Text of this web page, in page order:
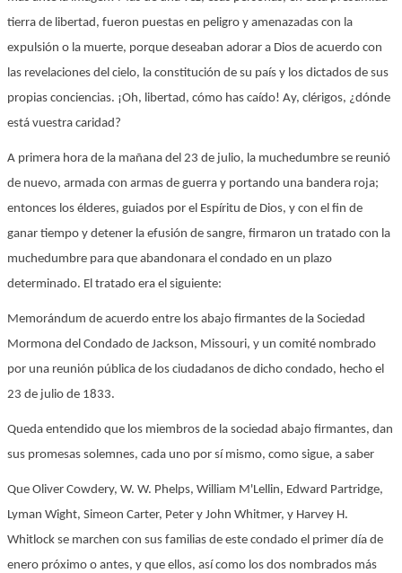
tierra de libertad, fueron puestas en peligro y amenazadas con la
expulsión o la muerte, porque deseaban adorar a Dios de acuerdo con
las revelaciones del cielo, la constitución de su país y los dictados de sus
propias conciencias. ¡Oh, libertad, cómo has caído! Ay, clérigos, ¿dónde
está vuestra caridad?
A primera hora de la mañana del 23 de julio, la muchedumbre se reunió
de nuevo, armada con armas de guerra y portando una bandera roja;
entonces los élderes, guiados por el Espíritu de Dios, y con el fin de
ganar tiempo y detener la efusión de sangre, firmaron un tratado con la
muchedumbre para que abandonara el condado en un plazo
determinado. El tratado era el siguiente:
Memorándum de acuerdo entre los abajo firmantes de la Sociedad
Mormona del Condado de Jackson, Missouri, y un comité nombrado
por una reunión pública de los ciudadanos de dicho condado, hecho el
23 de julio de 1833.
Queda entendido que los miembros de la sociedad abajo firmantes, dan
sus promesas solemnes, cada uno por sí mismo, como sigue, a saber
Que Oliver Cowdery, W. W. Phelps, William M'Lellin, Edward Partridge,
Lyman Wight, Simeon Carter, Peter y John Whitmer, y Harvey H.
Whitlock se marchen con sus familias de este condado el primer día de
enero próximo o antes, y que ellos, así como los dos nombrados más